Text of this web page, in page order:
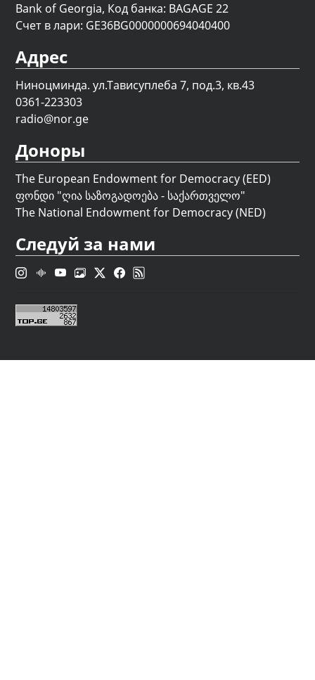
Bank of Georgia, Код банка: BAGAGE 22
Счет в лари: GE36BG0000000694040400
Адрес
Ниноцминда. ул.Тависуплеба 7, под.3, кв.43
0361-223303
radio@nor.ge
Доноры
The European Endowment for Democracy (EED)
ფონდი "ღია საზოგადოება - საქართველო"
The National Endowment for Democracy (NED)
Следуй за нами